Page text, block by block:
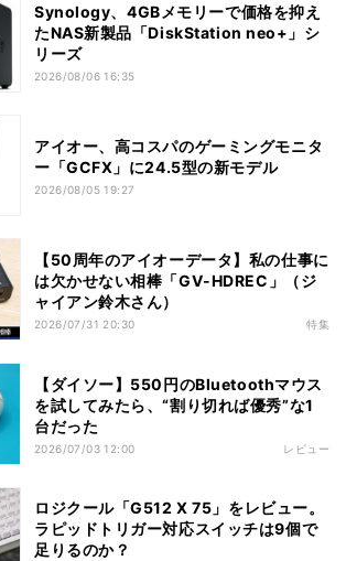
Synology、4GBメモリーで価格を抑え
たNAS新製品「DiskStation neo+」シ
リーズ
2026/08/06 16:35
アイオー、高コスパのゲーミングモニタ
ー「GCFX」に24.5型の新モデル
2026/08/05 19:27
【50周年のアイオーデータ】私の仕事に
は欠かせない相棒「GV-HDREC」（ジ
ャイアン鈴木さん）
2026/07/31 20:30 特集
【ダイソー】550円のBluetoothマウス
を試してみたら、“割り切れば優秀”な1
台だった
2026/07/03 12:00 レビュー
ロジクール「G512 X 75」をレビュー。
ラピッドトリガー対応スイッチは9個で
足りるのか？